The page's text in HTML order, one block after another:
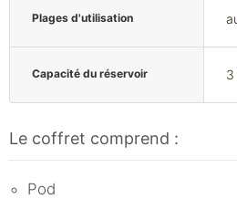
Plages d'utilisation
Capacité du réservoir 3
Le coffret comprend :
Pod